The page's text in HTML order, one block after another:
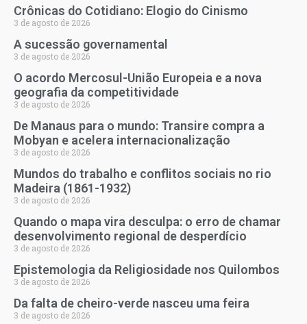
Crônicas do Cotidiano: Elogio do Cinismo
3 de agosto de 2026
A sucessão governamental
3 de agosto de 2026
O acordo Mercosul-União Europeia e a nova
geografia da competitividade
3 de agosto de 2026
De Manaus para o mundo: Transire compra a
Mobyan e acelera internacionalização
3 de agosto de 2026
Mundos do trabalho e conflitos sociais no rio
Madeira (1861-1932)
3 de agosto de 2026
Quando o mapa vira desculpa: o erro de chamar
desenvolvimento regional de desperdício
3 de agosto de 2026
Epistemologia da Religiosidade nos Quilombos
3 de agosto de 2026
Da falta de cheiro-verde nasceu uma feira
3 de agosto de 2026